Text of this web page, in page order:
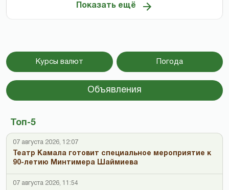
Показать ещё
Курсы валют Погода
Объявления
Топ-5
07 августа 2026, 12:07
Театр Камала готовит специальное мероприятие к
90-летию Минтимера Шаймиева
07 августа 2026, 11:54